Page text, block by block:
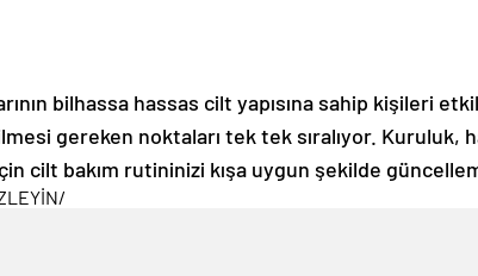
bilhassa hassas cilt yapısına sahip kişileri
gereken noktaları tek tek sıralıyor. Kuruluk,
cilt bakım rutininizi kışa uygun şekilde
/